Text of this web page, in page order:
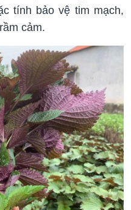
tính bảo vệ tim mạch,
cảm.